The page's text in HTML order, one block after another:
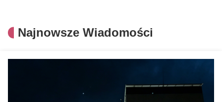
Najnowsze Wiadomości